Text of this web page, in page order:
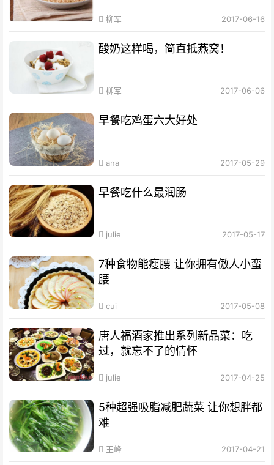
柳军 2017-06-16
酸奶这样喝，简直抵燕窝！
柳军 2017-06-06
早餐吃鸡蛋六大好处
ana 2017-05-29
早餐吃什么最润肠
julie 2017-05-17
7种食物能瘦腰 让你拥有傲人小蛮
腰
cui 2017-05-08
唐人福酒家推出系列新品菜：吃
过，就忘不了的情怀
julie 2017-04-25
5种超强吸脂减肥蔬菜 让你想胖都
难
王峰 2017-04-21